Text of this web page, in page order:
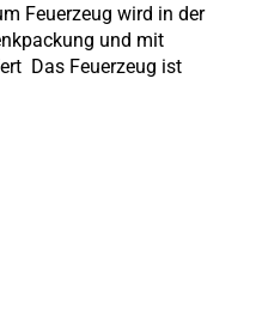
Feuerzeug wird in der
und mit
Das Feuerzeug ist